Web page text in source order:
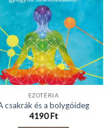
EZOTÉRIA
csakrák és a bolygóideg
4190Ft